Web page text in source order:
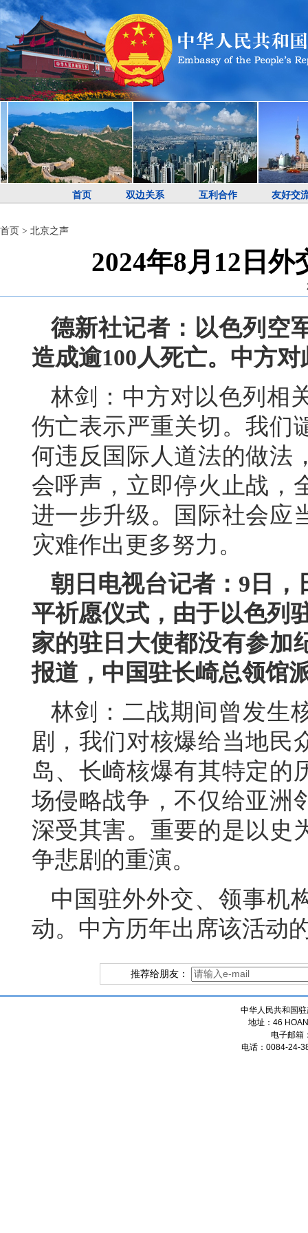
首页 双边关系 互利合作 友好交
首页 > 北京之声
2024年8月12日
德新社记者：以色列空
造成逾100人死亡。中方
林剑：中方对以色列相
伤亡表示严重关切。我们
何违反国际人道法的做法
会呼声，立即停火止战，
进一步升级。国际社会应
灾难作出更多努力。
朝日电视台记者：9日，
平祈愿仪式，由于以色列
家的驻日大使都没有参加
报道，中国驻长崎总领馆
林剑：二战期间曾发生
剧，我们对核爆给当地民
岛、长崎核爆有其特定的
场侵略战争，不仅给亚洲
深受其害。重要的是以史
争悲剧的重演。
中国驻外外交、领事机
动。中方历年出席该活动
推荐给朋友：
中华人民共和国
地址：46
电子邮箱
电话：0084-24-